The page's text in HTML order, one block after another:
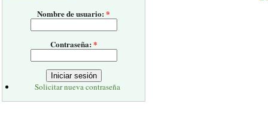
Nombre de usuario:*
Contraseña:*
Solicitar nueva contraseña